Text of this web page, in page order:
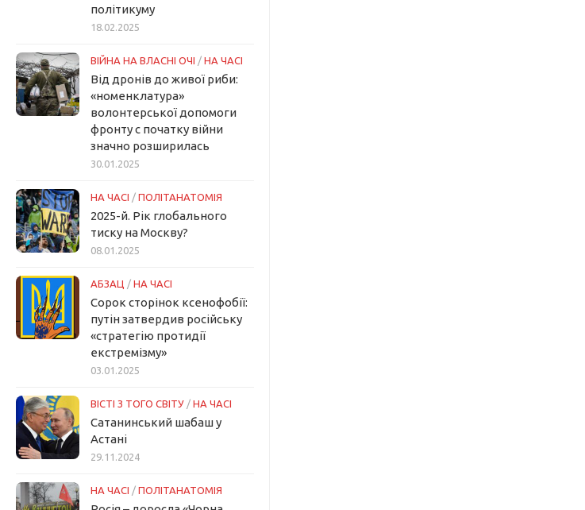
політикуму
18.02.2025
ВІЙНА НА ВЛАСНІ ОЧІ / НА ЧАСІ
Від дронів до живої риби:
«номенклатура»
волонтерської допомоги
фронту с початку війни
значно розширилась
30.01.2025
НА ЧАСІ / ПОЛІТАНАТОМІЯ
2025-й. Рік глобального
тиску на Москву?
08.01.2025
АБЗАЦ / НА ЧАСІ
Сорок сторінок ксенофобії:
путін затвердив російську
«стратегію протидії
екстремізму»
03.01.2025
ВІСТІ З ТОГО СВІТУ / НА ЧАСІ
Сатанинський шабаш у
Астані
29.11.2024
НА ЧАСІ / ПОЛІТАНАТОМІЯ